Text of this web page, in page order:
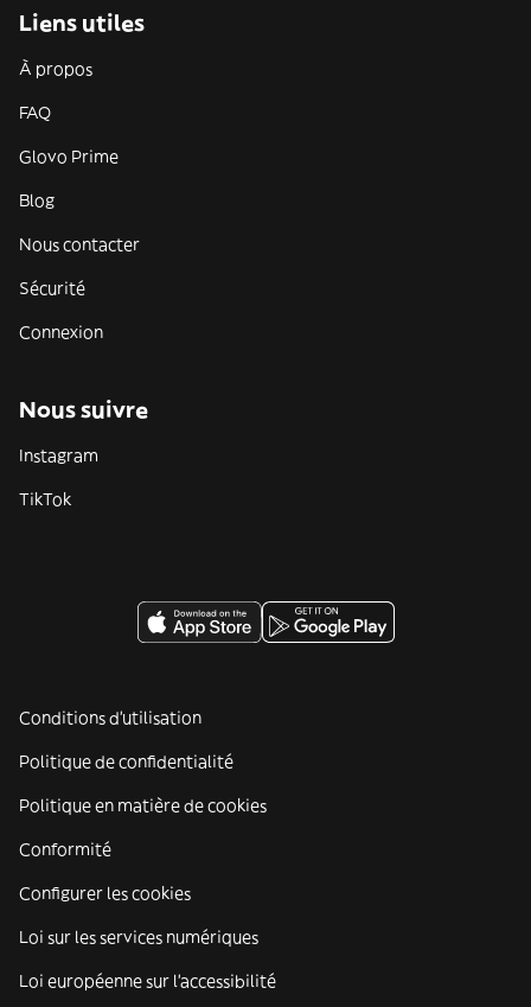
Liens utiles
À propos
FAQ
Glovo Prime
Blog
Nous contacter
Sécurité
Connexion
Nous suivre
Instagram
TikTok
Conditions d'utilisation
Politique de confidentialité
Politique en matière de cookies
Conformité
Configurer les cookies
Loi sur les services numériques
Loi européenne sur l’accessibilité